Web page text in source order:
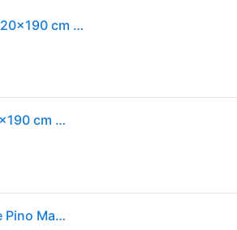
vidaXL Cama de palets madera maciza pino negra 120x190 cm - Negro
vidaXL Cama de palets madera maciza pino negra 120x190 cm - Negro
Vidaxl Cama de Palets, Negra, 120x190 cm, Madera de Pino Maciza